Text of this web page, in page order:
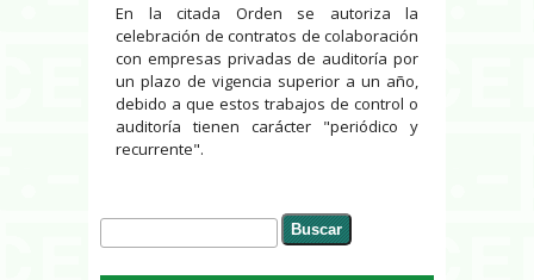
En la citada Orden se autoriza la
celebración de contratos de colaboración
con empresas privadas de auditoría por
un plazo de vigencia superior a un año,
debido a que estos trabajos de control o
auditoría tienen carácter "periódico y
recurrente".
Formulario de búsqueda
Buscar